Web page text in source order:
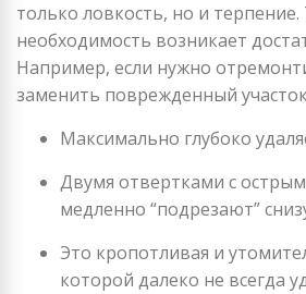
только ловкость, но и терпение.
необходимость возникает
Например, если нужно
заменить поврежденный
Максимально глубоко
Двумя отвертками с
медленно “подрезают”
Это кропотливая и
которой далеко не всегда